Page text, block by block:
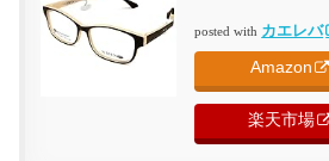
posted with カエレバ
Amazon
楽天市場